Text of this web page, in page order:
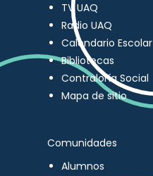
TV UAQ
Radio UAQ
Calendario Escolar
Bibliotecas
Contraloría Social
Mapa de sitio
Comunidades
Alumnos